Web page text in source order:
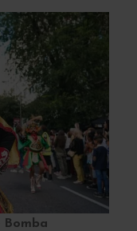
Bomba